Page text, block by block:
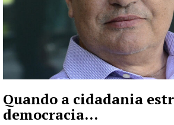
Quando a cidadania
democracia…